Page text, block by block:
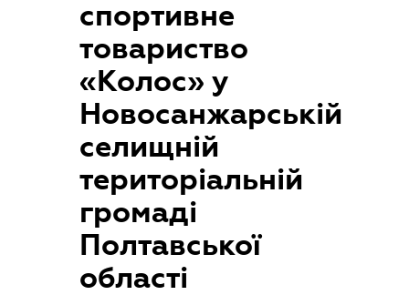
спортивне
товариство
«Колос» у
Новосанжарській
селищній
територіальній
громаді
Полтавської
області